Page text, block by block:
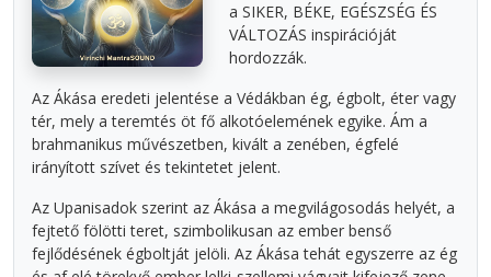
a SIKER, BÉKE, EGÉSZSÉG ÉS
VÁLTOZÁS inspirációját
hordozzák.
Az Ákása eredeti jelentése a Védákban ég, égbolt, éter vagy
tér, mely a teremtés öt fő alkotóelemének egyike. Ám a
brahmanikus művészetben, kivált a zenében, égfelé
irányított szívet és tekintetet jelent.
Az Upanisadok szerint az Ákása a megvilágosodás helyét, a
fejtető fölötti teret, szimbolikusan az ember benső
fejlődésének égboltját jelöli. Az Ákása tehát egyszerre az ég